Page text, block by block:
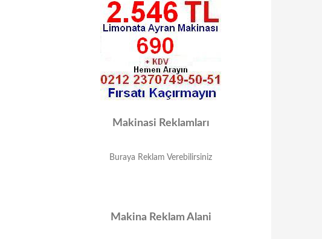
Makinasi Reklamları
Buraya Reklam Verebilirsiniz
Makina Reklam Alani